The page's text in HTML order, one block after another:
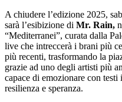
A chiudere l’edizione 2025,
sarà l’esibizione di Mr. Rain,
“Mediterranei”, curata dalla
live che intreccerà i brani più
più recenti, trasformando la
grazie ad uno degli artisti più
capace di emozionare con
resilienza e speranza.